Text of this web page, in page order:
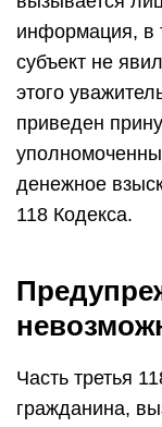
информация, в
субъект не
этого
приведен
денежное
118 Кодекса.
Часть третья
гражданина,